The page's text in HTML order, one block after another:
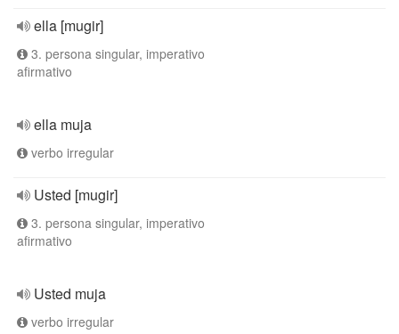
ella [mugir]
3. persona singular, imperativo
afirmativo
ella muja
verbo irregular
Usted [mugir]
3. persona singular, imperativo
afirmativo
Usted muja
verbo irregular